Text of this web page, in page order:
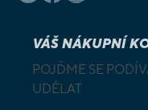
VÁŠ NÁKUPNÍ
POJĎME SE
UDĚLAT